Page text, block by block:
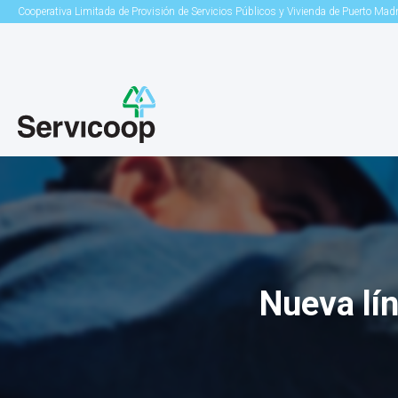
Cooperativa Limitada de Provisión de Servicios Públicos y Vivienda de Puerto
Nueva